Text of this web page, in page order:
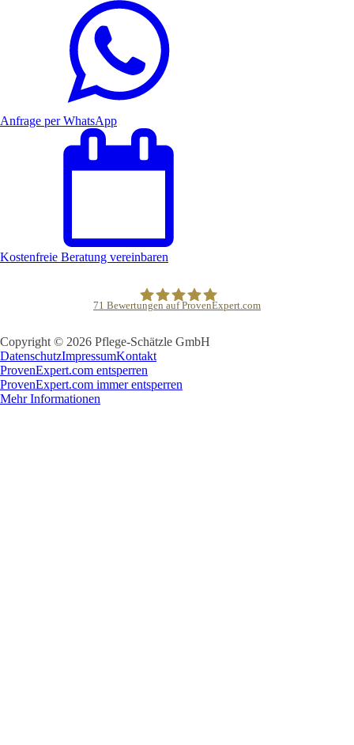
Anfrage per WhatsApp
Kostenfreie Beratung vereinbaren
Pflege-Schätzle GmbH
71 Bewertungen auf ProvenExpert.com
Copyright © 2026 Pflege-Schätzle GmbH
DatenschutzImpressumKontakt
ProvenExpert.com entsperren
ProvenExpert.com immer entsperren
Mehr Informationen